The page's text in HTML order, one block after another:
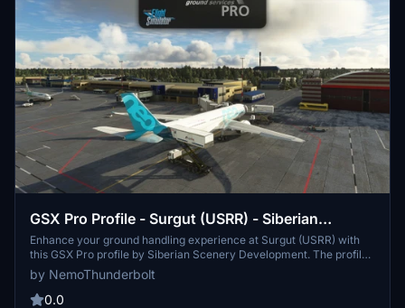
GSX Pro Profile - Surgut (USRR) - Siberian
Scenery Development
Enhance your ground handling experience at Surgut (USRR) with
this GSX Pro profile by Siberian Scenery Development. The profile
includes correctly placed ground vehicles, marshallers, custom
pushback tracks, and all stands accurately done. Note that deicing
is not included on dedicated pads, with restrictions on deicing at
by NemoThunderbolt
0.0